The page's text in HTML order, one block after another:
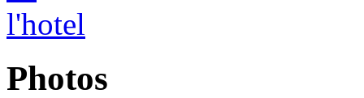
Photos